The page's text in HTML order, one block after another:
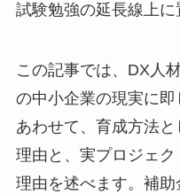
試験勉強の延長線上に
この記事では、DX人
の中小企業の現実に即
あわせて、育成方法
理由と、実プロジェク
理由を述べます。補